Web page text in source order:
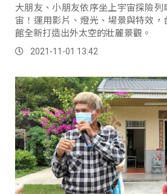
大朋友、小朋友依序坐上宇宙探險
宙！運用影片、燈光、場景與特效
館全新打造出外太空的壯麗景觀。
2021-11-01 13:42